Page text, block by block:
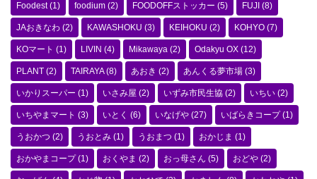
Foodest(1) foodium (2) FOODOFFストッカー (5) FUJI (8)
JAおきなわ (2) KAWASHOKU (3) KEIHOKU (2) KOHYO (7)
KOマート (1) LIVIN (4) Mikawaya (2) Odakyu OX (12)
PLANT (2) TAIRAYA(8) あおき (2) あんくる夢市場 (3)
いかりスーパー (1) いさみ屋 (2) いずみ市民生協 (2) いちい (2)
いちやまマート (3) いとく (6) いなげや (27) いばらきコープ(1)
うおかつ (2) うおとみ (1) うおまつ (1) おかじま (1)
おかやまコープ(1) おくやま (2) おっ母さん (5) おどや (2)